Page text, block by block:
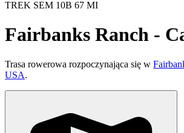
TREK SEM 10B 67 MI
Fairbanks Ranch -
Trasa rowerowa rozpoczynająca się w
USA.